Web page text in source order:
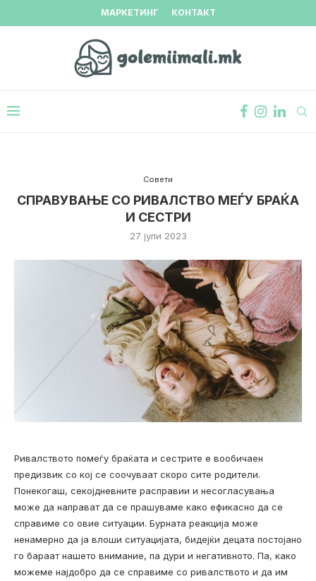
МАРКЕТИНГ КОНТАКТ
Совети
СПРАВУВАЊЕ СО РИВАЛСТВО МЕЃУ БРАЌА
И СЕСТРИ
27 јули 2023
Ривалството помеѓу браќата и сестрите е вообичаен
предизвик со кој се соочуваат скоро сите родители.
Понекогаш, секојдневните расправии и несогласувања
може да направат да се прашуваме како ефикасно да се
справиме со овие ситуации. Бурната реакција може
ненамерно да ја влоши ситуацијата, бидејќи децата постојано
го бараат нашето внимание, па дури и негативното. Па, како
можеме најдобро да се справиме со ривалството и да им